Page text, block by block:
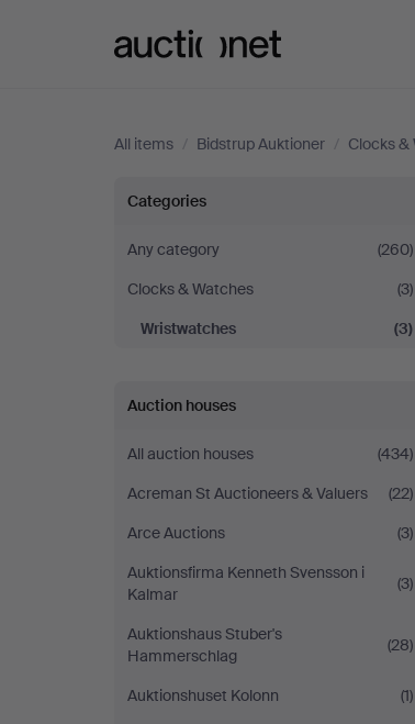
All items / Bidstrup Auktioner / Clocks &
Wristwatches
at
Bidstrup
Categories
Any category
(260)
Clocks & Watches
(3)
Wristwatches
(3)
Auction houses
All auction houses
(434)
Acreman St Auctioneers & Valuers
(22)
Arce Auctions
(3)
Auktionsfirma Kenneth Svensson i
Kalmar
(3)
Auktionshaus Stuber's
Hammerschlag
(28)
Auktionshuset Kolonn
(1)